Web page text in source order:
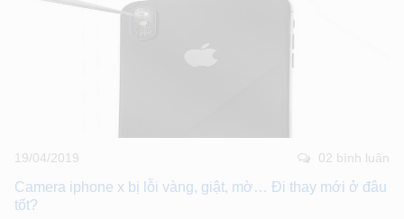
19/04/2019 02 bình luân
Camera iphone x bị lỗi vàng, giật, mờ… Đi thay mới ở đâu
tốt?